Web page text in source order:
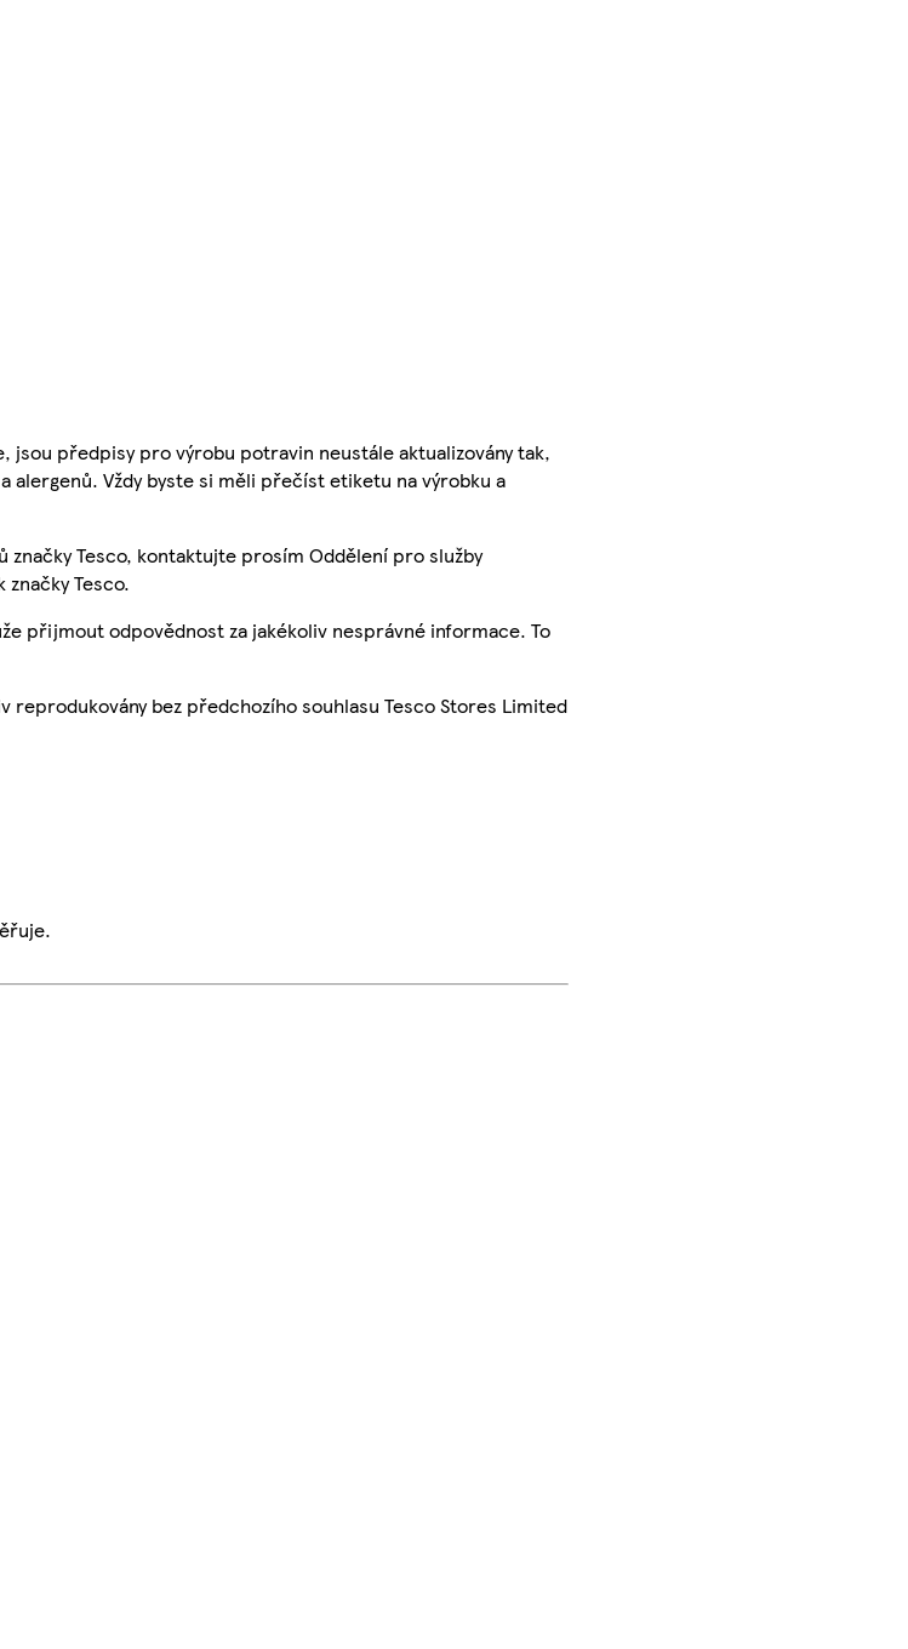
předpisy pro výrobu potravin neustále aktualizovány tak,
Vždy byste si měli přečíst etiketu na výrobku a
Tesco, kontaktujte prosím Oddělení pro služby
Tesco.
přijmout odpovědnost za jakékoliv nesprávné informace. To
bez předchozího souhlasu Tesco Stores Limited